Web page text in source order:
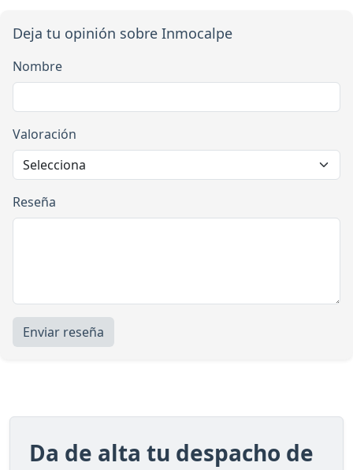
Deja tu opinión sobre Inmocalpe
Nombre
Valoración
Reseña
Enviar reseña
Da de alta tu despacho de